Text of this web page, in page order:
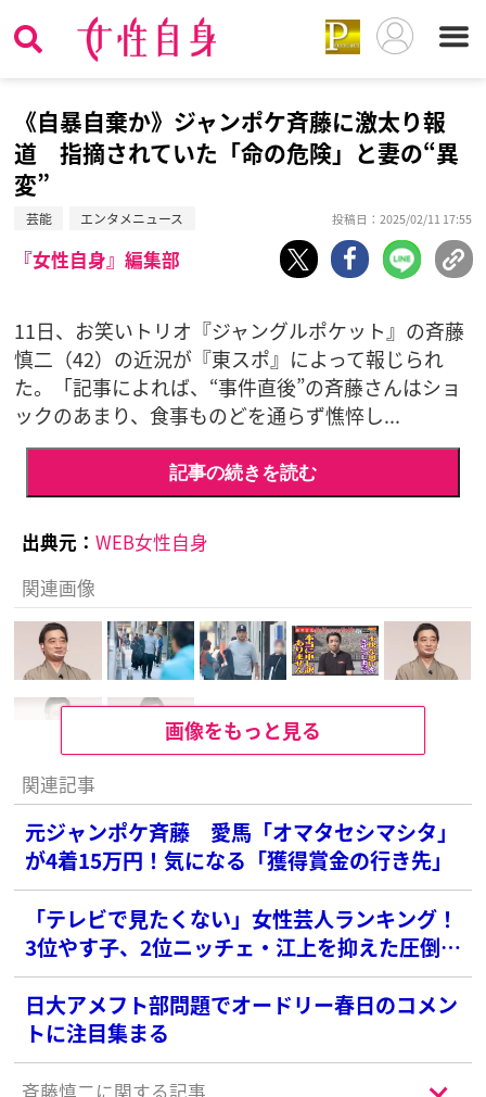
《自暴自棄か》ジャンポケ斉藤に激太り報
道 指摘されていた「命の危険」と妻の“異
変”
芸能 エンタメニュース 投稿日：2025/02/11 17:55
『女性自身』編集部
11日、お笑いトリオ『ジャングルポケット』の斉藤
慎二（42）の近況が『東スポ』によって報じられ
た。「記事によれば、“事件直後”の斉藤さんはショ
ックのあまり、食事ものどを通らず憔悴し...
記事の続きを読む
出典元： WEB女性自身
関連画像
画像をもっと見る
関連記事
元ジャンポケ斉藤 愛馬「オマタセシマシタ」
が4着15万円！気になる「獲得賞金の行き先」
「テレビで見たくない」女性芸人ランキング！
3位やす子、2位ニッチェ・江上を抑えた圧倒的
な1位は？
日大アメフト部問題でオードリー春日のコメン
トに注目集まる